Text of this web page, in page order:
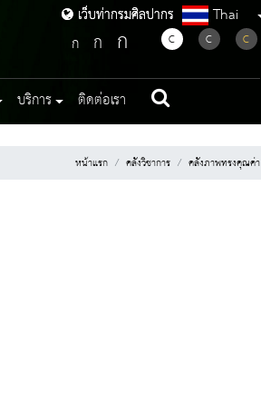
เว็บท่ากรมศิลปากร
เว็บท่ากรมศิลปากร Thai
ก ก ก C C C
บริการ ติดต่อเรา
หน้าแรก คลังวิชาการ คลังภาพทรงคุณค่า